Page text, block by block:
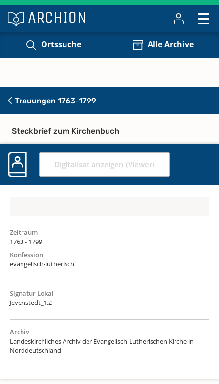
Ortssuche Alle Archive
Trauungen 1763-1799
Steckbrief zum Kirchenbuch
Digitalisat anzeigen (Viewer)
Zeitraum
1763 - 1799
Konfession
evangelisch-lutherisch
Signatur Lokal
Jevenstedt_1.2
Archiv
Landeskirchliches Archiv der Evangelisch-Lutherischen Kirche in
Norddeutschland